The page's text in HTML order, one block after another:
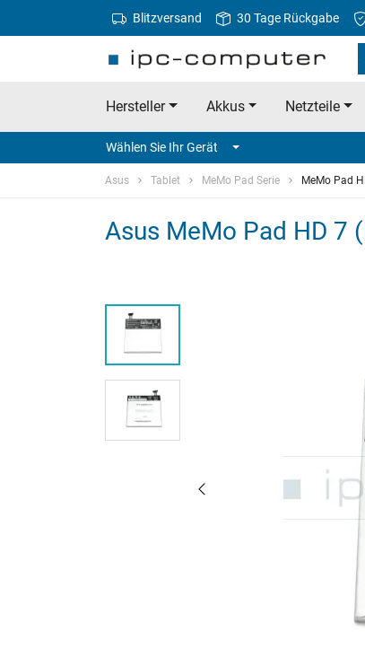
Blitzversand 30 Tage Rückgabe
Hersteller Akkus Netzteile
Wählen Sie Ihr Gerät
Asus Tablet MeMo Pad Serie MeMo Pad
Asus MeMo Pad HD 7